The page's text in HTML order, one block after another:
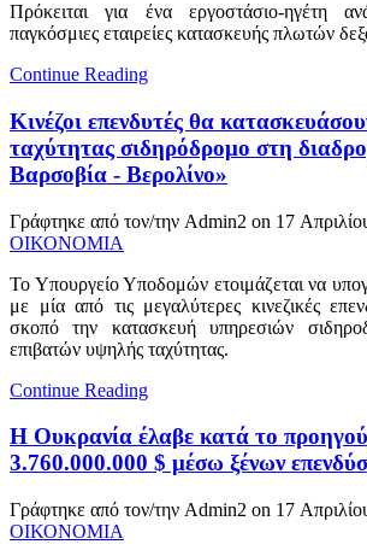
Πρόκειται για ένα εργοστάσιο-ηγέτη
παγκόσμιες εταιρείες κατασκευής πλωτών
Continue Reading
Κινέζοι επενδυτές θα
ταχύτητας σιδηρόδρομο στη
Βαρσοβία - Βερολίνο»
Γράφτηκε από τον/την Admin2 on 17
ΟΙΚΟΝΟΜΙΑ
Το Υπουργείο Υποδομών ετοιμάζεται να
με μία από τις μεγαλύτερες κινεζικές
σκοπό την κατασκευή υπηρεσιών
επιβατών υψηλής ταχύτητας.
Continue Reading
Η Ουκρανία έλαβε κατά το
3.760.000.000 $ μέσω ξένων
Γράφτηκε από τον/την Admin2 on 17
ΟΙΚΟΝΟΜΙΑ